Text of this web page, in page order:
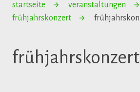
startseite
veranstaltungen
frühjahrskonzert
frühjahrskonzert